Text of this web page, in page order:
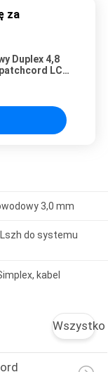
za
Duplex 4,8
LC
3,0 mm
Lszh do systemu
kabel
Wszystko